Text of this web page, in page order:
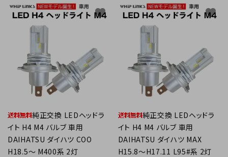
純正交換 LEDヘッドラ
イト H4 M4 バルブ 車用
DAIHATSU ダイハツ COO
H18.5～ M400系 2灯
favorite
純正交換 LEDヘッドラ
イト H4 M4 バルブ 車用
DAIHATSU ダイハツ MAX
H15.8～H17.11 L95#系 2灯
favorite